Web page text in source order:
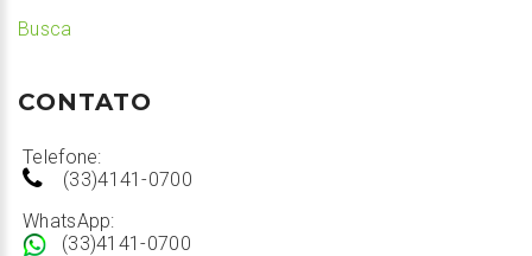
Busca
CONTATO
Telefone:
(33)4141-0700
WhatsApp:
(33)4141-0700